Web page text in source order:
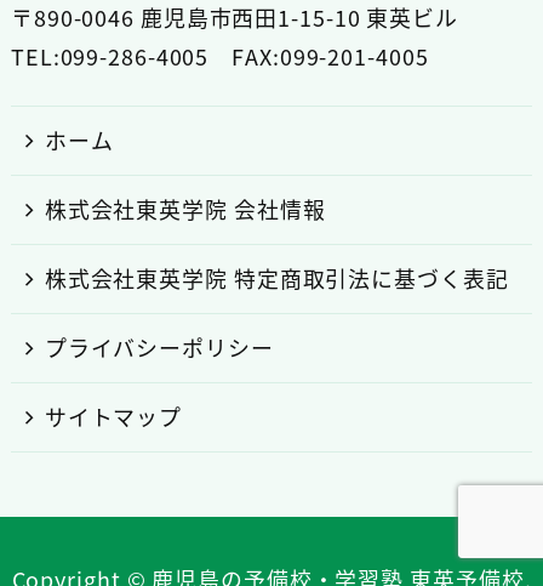
〒890-0046 鹿児島市西田1-15-10 東英ビル
TEL:099-286-4005 FAX:099-201-4005
ホーム
株式会社東英学院 会社情報
株式会社東英学院 特定商取引法に基づく表記
プライバシーポリシー
サイトマップ